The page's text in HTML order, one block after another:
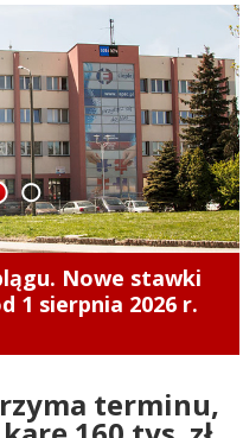
Nowe stawki
1 sierpnia 2026 r.
4
terminu,